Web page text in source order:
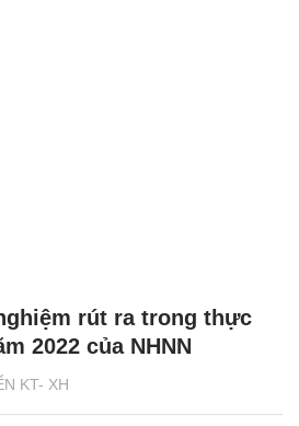
KT- XH
rút ra trong thực
2022 của NHNN